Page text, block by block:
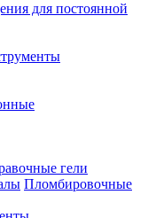
для постоянной
гели
Пломбировочные